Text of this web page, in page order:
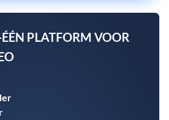
PLATFORM VOOR